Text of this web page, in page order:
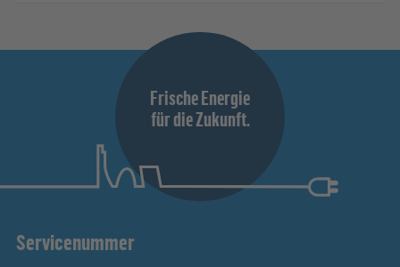
Frische Energie
für die Zukunft.
Servicenummer